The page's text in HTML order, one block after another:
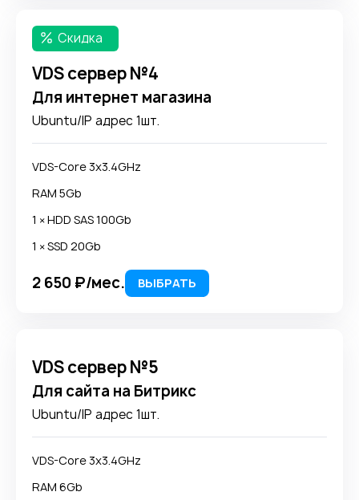
VDS сервер №4
Для интернет магазина
Ubuntu/IP адрес 1шт.
Скидка
VDS-Core 3x3.4GHz
RAM 5Gb
1 × HDD SAS 100Gb
1 × SSD 20Gb
2 650 ₽/мес. ВЫБРАТЬ
VDS сервер №5
Для сайта на Битрикс
Ubuntu/IP адрес 1шт.
VDS-Core 3x3.4GHz
RAM 6Gb